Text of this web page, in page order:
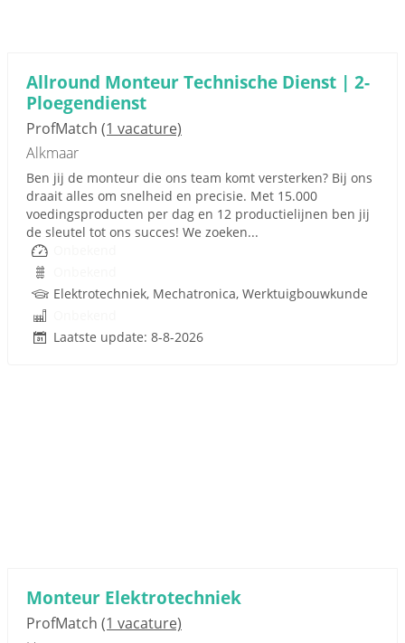
Allround Monteur Technische Dienst | 2-
Ploegendienst
ProfMatch (1 vacature)
Alkmaar
Ben jij de monteur die ons team komt versterken? Bij ons
draait alles om snelheid en precisie. Met 15.000
voedingsproducten per dag en 12 productielijnen ben jij
de sleutel tot ons succes! We zoeken...
Elektrotechniek, Mechatronica, Werktuigbouwkunde
Laatste update: 8-8-2026
Monteur Elektrotechniek
ProfMatch (1 vacature)